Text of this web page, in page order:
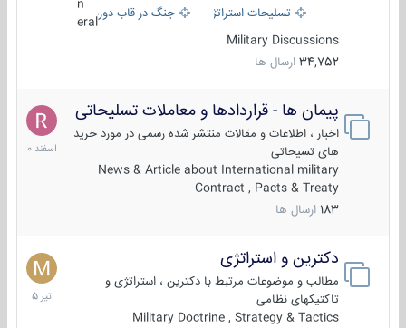
تسلیحات استراتژیک
جنگ در قاب دوربین
eral
Military Discussions
34,752 ارسال ها
پیمان ها - قراردادها و معاملات تسلیحاتی
اخبار ، اطلاعات و مقالات منتشر شده رسمی در مورد خرید
های تسیحاتی
News & Article about International military
Contract , Pacts & Treaty
183 ارسال ها
7
اسفند
1400
دکترین و استراتژی
مطالب و موضوعات مرتبط با دکترین ، استراتژی و
تاکتیکهای نظامی
Military Doctrine , Strategy & Tactics
27
تیر
1405